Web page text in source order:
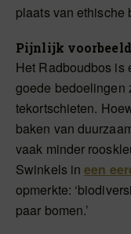
plaats van ethische
Pijnlijk voorbeeld
Het Radboudbos is
goede bedoelingen
tekortschieten.
baken van
vaak minder
Swinkels ineen
opmerkte:
paar bomen.’